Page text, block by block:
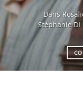
Dans
Stéphanie Di